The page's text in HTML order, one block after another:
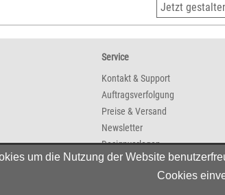
Jetzt
Service
Kontakt & Support
Auftragsverfolgung
Preise & Versand
Newsletter
Designvorlagen
FAQ
um die Nutzung der Website
Cookies